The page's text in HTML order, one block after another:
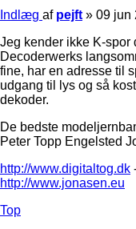
Indlæg af pejft » 09 jun
Jeg kender ikke K-spor
Decoderwerks
fine, har en adresse til
udgang til lys og så
dekoder.
De bedste
Peter Topp Engelsted
http://www.digitaltog.dk
http://www.jonasen.eu
Top